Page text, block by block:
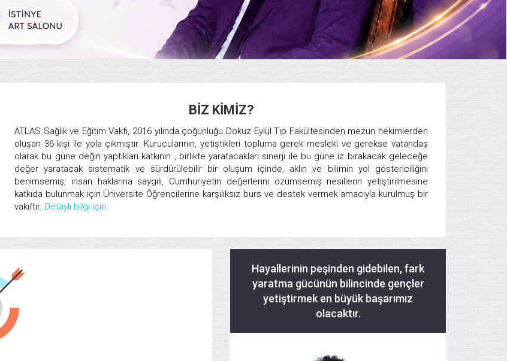
BİZ KİMİZ?
ATLAS Sağlık ve Eğitim Vakfı, 2016 yılında çoğunluğu Dokuz Eylül Tıp Fakültesinden mezun hekimlerden
oluşan 36 kişi ile yola çıkmıştır. Kurucularının, yetiştikleri topluma gerek mesleki ve gerekse vatandaş
olarak bu güne değin yaptıkları katkının , birlikte yaratacakları sinerji ile bu güne iz bırakacak geleceğe
değer yaratacak sistematik ve sürdürülebilir bir oluşum içinde, aklın ve bilimin yol göstericiliğini
benimsemiş, insan haklarına saygılı, Cumhuriyetin değerlerini özümsemiş nesillerin yetiştirilmesine
katkıda bulunmak için Üniversite Öğrencilerine karşılıksız burs ve destek vermek amacıyla kurulmuş bir
vakıftır. Detaylı bilgi için
Hayallerinin peşinden gidebilen, fark
yaratma gücünün bilincinde gençler
yetiştirmek en büyük başarımız
olacaktır.